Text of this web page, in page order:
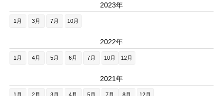
2023年
1月 3月 7月 10月
2022年
1月 4月 5月 6月 7月 10月 12月
2021年
1月 2月 3月 4月 5月 7月 8月 12月